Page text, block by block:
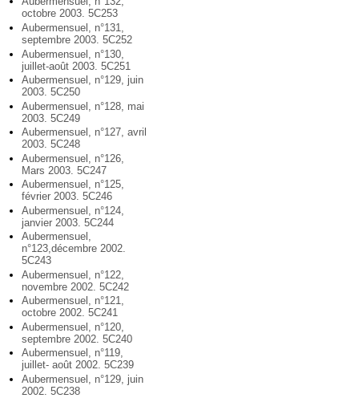
octobre 2003. 5C253
Aubermensuel, n°131,
septembre 2003. 5C252
Aubermensuel, n°130,
juillet-août 2003. 5C251
Aubermensuel, n°129, juin
2003. 5C250
Aubermensuel, n°128, mai
2003. 5C249
Aubermensuel, n°127, avril
2003. 5C248
Aubermensuel, n°126,
Mars 2003. 5C247
Aubermensuel, n°125,
février 2003. 5C246
Aubermensuel, n°124,
janvier 2003. 5C244
Aubermensuel,
n°123,décembre 2002.
5C243
Aubermensuel, n°122,
novembre 2002. 5C242
Aubermensuel, n°121,
octobre 2002. 5C241
Aubermensuel, n°120,
septembre 2002. 5C240
Aubermensuel, n°119,
juillet- août 2002. 5C239
Aubermensuel, n°129, juin
2002. 5C238